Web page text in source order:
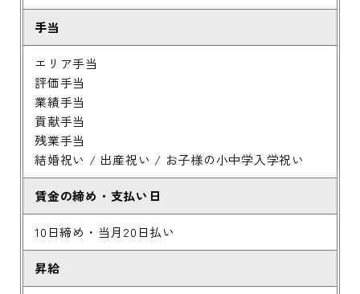
手当
エリア手当
評価手当
業績手当
貢献手当
残業手当
結婚祝い / 出産祝い / お子様の小中学入学祝い
賃金の締め・支払い日
10日締め・当月20日払い
昇給